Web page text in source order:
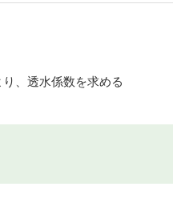
、透水係数を求める